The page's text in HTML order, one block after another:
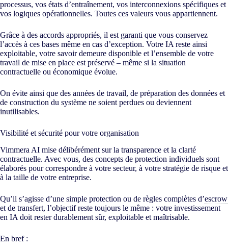
processus, vos états d’entraînement, vos interconnexions spécifiques et
vos logiques opérationnelles. Toutes ces valeurs vous appartiennent.
Grâce à des accords appropriés, il est garanti que vous conservez
l’accès à ces bases même en cas d’exception. Votre IA reste ainsi
exploitable, votre savoir demeure disponible et l’ensemble de votre
travail de mise en place est préservé – même si la situation
contractuelle ou économique évolue.
On évite ainsi que des années de travail, de préparation des données et
de construction du système ne soient perdues ou deviennent
inutilisables.
Visibilité et sécurité pour votre organisation
Vimmera AI mise délibérément sur la transparence et la clarté
contractuelle. Avec vous, des concepts de protection individuels sont
élaborés pour correspondre à votre secteur, à votre stratégie de risque et
à la taille de votre entreprise.
Qu’il s’agisse d’une simple protection ou de règles complètes d’escrow
et de transfert, l’objectif reste toujours le même : votre investissement
en IA doit rester durablement sûr, exploitable et maîtrisable.
En bref :